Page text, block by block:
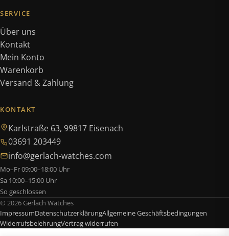
SERVICE
Über uns
Kontakt
Mein Konto
Warenkorb
Versand & Zahlung
KONTAKT
Karlstraße 63, 99817 Eisenach
03691 203449
info@gerlach-watches.com
Mo–Fr 09:00–18:00 Uhr
Sa 10:00–15:00 Uhr
So geschlossen
© 2026 Gerlach Watches
ImpressumDatenschutzerklärungAllgemeine Geschäftsbedingungen
WiderrufsbelehrungVertrag widerrufen